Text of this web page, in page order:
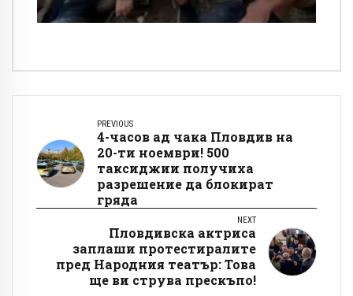
PREVIOUS
4-часов ад чака Пловдив на
20-ти ноември! 500
таксиджии получиха
разрешение да блокират
гряда
NEXT
Пловдивска актриса
заплаши протестиралите
пред Народния театър: Това
ще ви струва прескъпо!